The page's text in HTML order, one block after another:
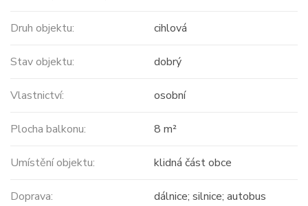
Druh objektu: cihlová
Stav objektu: dobrý
Vlastnictví: osobní
Plocha balkonu: 8 m²
Umístění objektu: klidná část obce
Doprava: dálnice; silnice; autobus